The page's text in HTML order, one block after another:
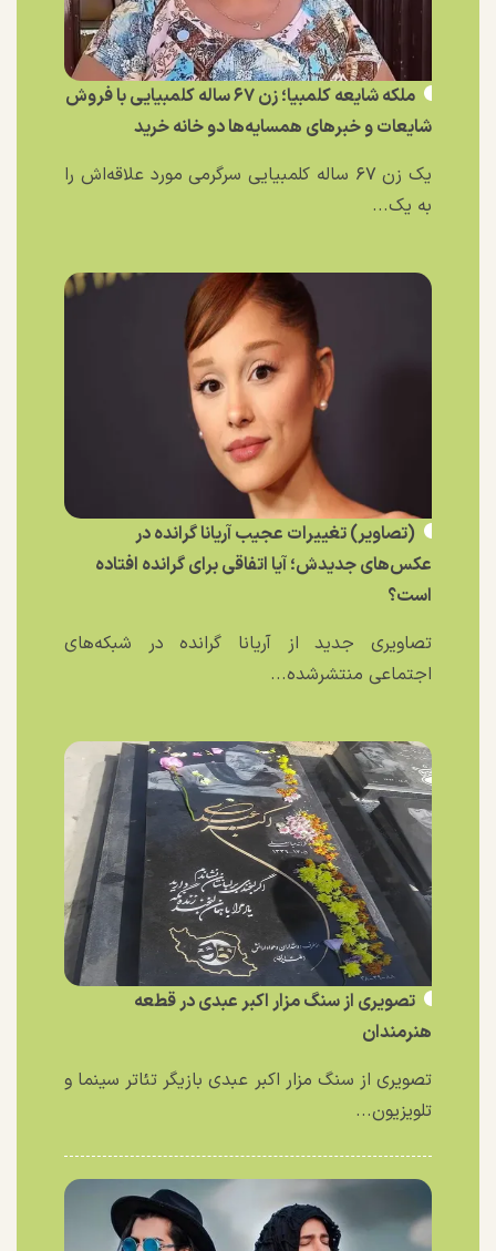
ملکه شایعه کلمبیا؛ زن ۶۷ ساله کلمبیایی با فروش
شایعات و خبر‌های همسایه‌ها دو خانه خرید
یک زن ۶۷ ساله کلمبیایی سرگرمی مورد علاقه‌اش را
به یک...
(تصاویر) تغییرات عجیب آریانا گرانده در
عکس‌های جدیدش؛ آیا اتفاقی برای گرانده افتاده
است؟
تصاویری جدید از آریانا گرانده در شبکه‌های
اجتماعی منتشرشده...
تصویری از سنگ مزار اکبر عبدی در قطعه
هنرمندان
تصویری از سنگ مزار اکبر عبدی بازیگر تئاتر سینما و
تلویزیون...